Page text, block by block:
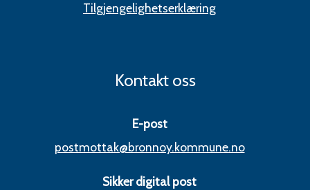
Tilgjengelighetserklæring
Kontakt oss
E-post
postmottak@bronnoy.kommune.no
Sikker digital post